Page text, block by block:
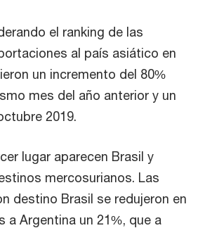
el ranking de las
al país asiático en
un incremento del 80%
mes del año anterior y un
2019.
lugar aparecen Brasil y
mercosurianos. Las
destino Brasil se redujeron en
a Argentina un 21%, que a